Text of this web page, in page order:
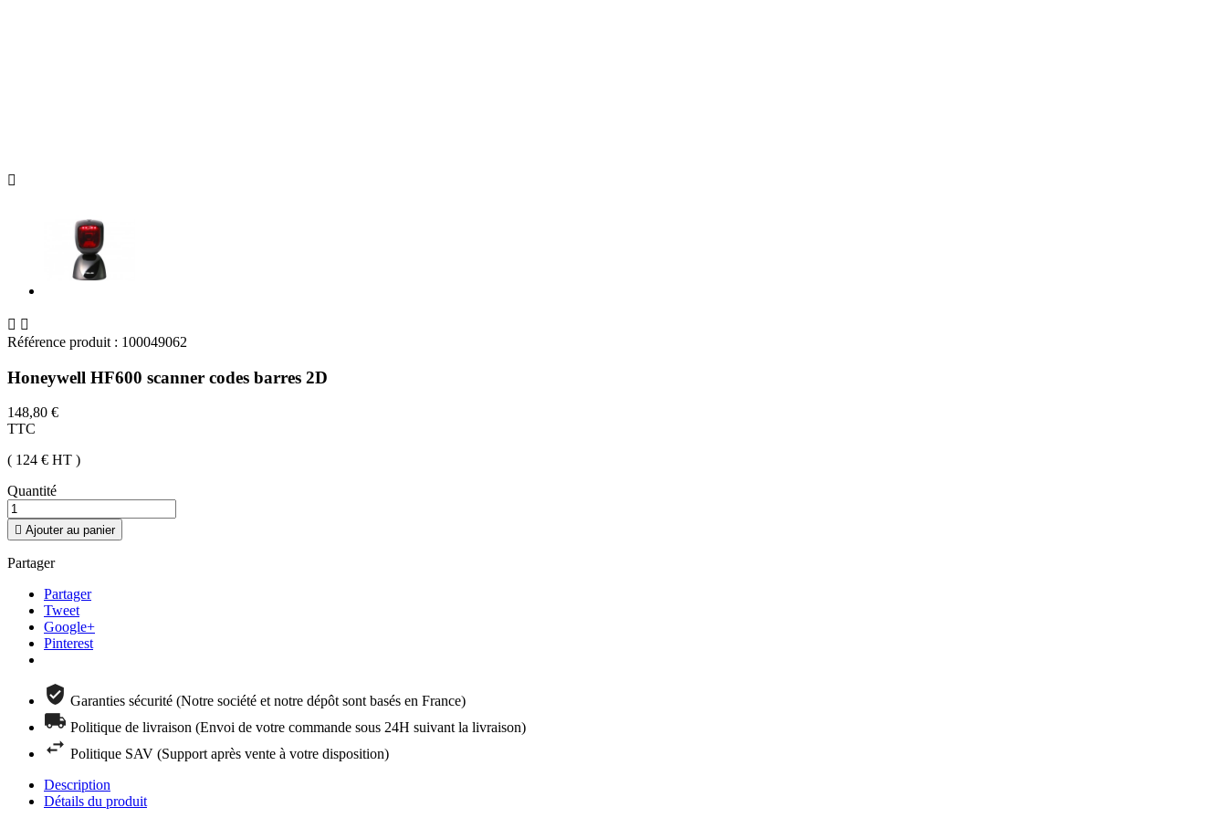

 
Référence produit : 100049062
Honeywell HF600 scanner codes barres 2D
148,80 €
TTC
( 124 € HT )
Quantité
 Ajouter au panier
Partager
Partager
Tweet
Google+
Pinterest
Garanties sécurité (Notre société et notre dépôt sont basés en France)
Politique de livraison (Envoi de votre commande sous 24H suivant la livraison)
Politique SAV (Support après vente à votre disposition)
Description
Détails du produit